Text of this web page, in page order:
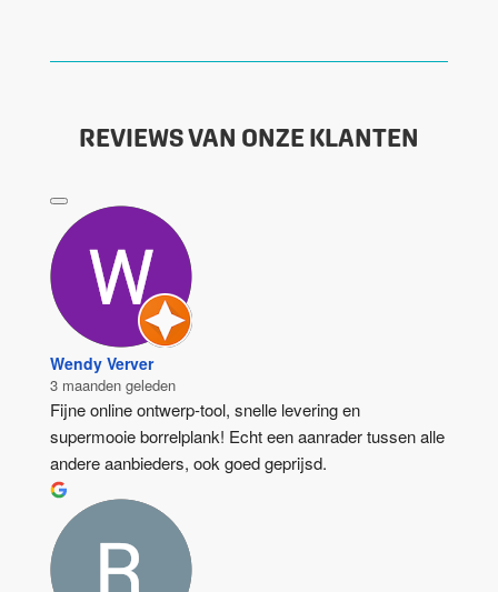
REVIEWS VAN ONZE KLANTEN
Wendy Verver
3 maanden geleden
Fijne online ontwerp-tool, snelle levering en
supermooie borrelplank! Echt een aanrader tussen alle
andere aanbieders, ook goed geprijsd.